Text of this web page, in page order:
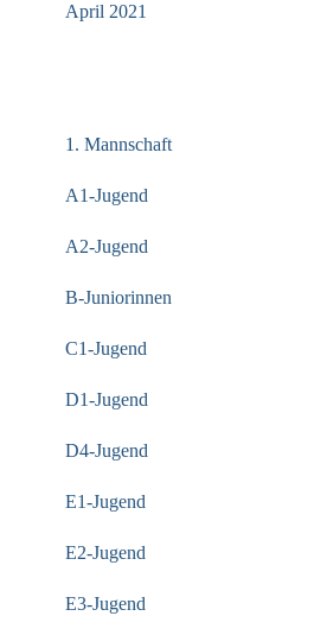
April 2021
1. Mannschaft
A1-Jugend
A2-Jugend
B-Juniorinnen
C1-Jugend
D1-Jugend
D4-Jugend
E1-Jugend
E2-Jugend
E3-Jugend